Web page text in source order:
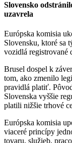
Slovensko
uzavrela
Európska komisia
Slovensku, ktoré sa
vozidlá registrované
Brusel dospel k
tom, ako zmenilo
pravidlá platiť.
Slovenska vyššie
platili nižšie trhové
Európska komisia
viaceré princípy
tovaru, služieb,